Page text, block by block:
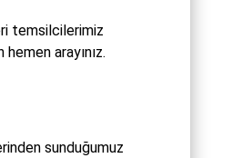
temsilcilerimiz
arayınız.
sunduğumuz